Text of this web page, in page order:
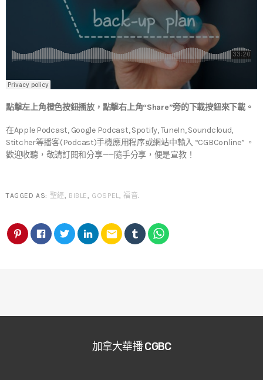
點擊左上角橙色按鈕播放，點擊右上角“Share”旁的下載按鈕來下載。
在Apple Podcast, Google Podcast, Spotify, TuneIn, Soundcloud,
Stitcher等播客(Podcast)手機應用程序或網站中輸入 “CGBConline” 。
歡迎收聽，敬請訂閱和分享——隨手分享，便是宣教！
TAGGED AS: 聖經, BIBLE, GOSPEL,福音.
email
加拿大華播 CGBC